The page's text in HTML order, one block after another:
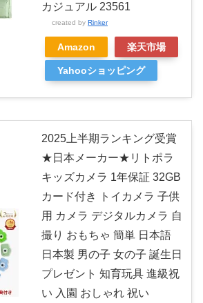
カジュアル 23561
created by Rinker
Amazon 楽天市場
Yahooショッピング
2025上半期ランキング受賞
★日本メーカー★リトポラ
キッズカメラ 1年保証 32GB
カード付き トイカメラ 子供
用 カメラ デジタルカメラ 自
撮り おもちゃ 簡単 日本語
日本製 男の子 女の子 誕生日
プレゼント 知育玩具 進級祝
い 入園 おしゃれ 祝い